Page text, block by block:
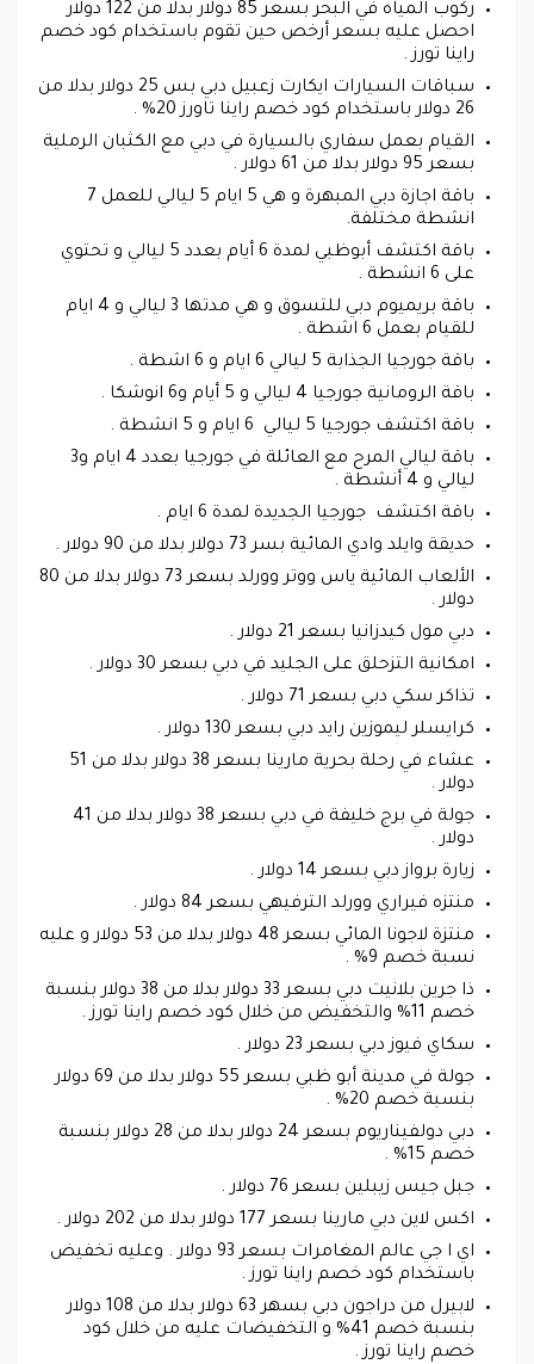
ركوب المياه في البحر بسعر 85 دولار بدلا من 122 دولار
احصل عليه بسعر أرخص حين تقوم باستخدام كود خصم
راينا تورز .
سباقات السيارات ايكارت زعبيل دبي بس 25 دولار بدلا من
26 دولار باستخدام كود خصم راينا تاورز 20% .
القيام بعمل سفاري بالسيارة في دبي مع الكثبان الرملية
بسعر 95 دولار بدلا من 61 دولار .
باقة اجازة دبي المبهرة و هي 5 ايام 5 ليالي للعمل 7
انشطة مختلفة.
باقة اكتشف أبوظبي لمدة 6 أيام بعدد 5 ليالي و تحتوي
على 6 انشطة .
باقة بريميوم دبي للتسوق و هي مدتها 3 ليالي و 4 ايام
للقيام بعمل 6 اشطة .
باقة جورجيا الجذابة 5 ليالي 6 ايام و 6 اشطة .
باقة الرومانية جورجيا 4 ليالي و 5 أيام و6 انوشكا .
باقة اكتشف جورجيا 5 ليالي 6 ايام و 5 انشطة .
باقة ليالي المرح مع العائلة في جورجيا بعدد 4 ايام و3
ليالي و 4 أنشطة .
باقة اكتشف جورجيا الجديدة لمدة 6 ايام .
حديقة وايلد وادي المائية بسر 73 دولار بدلا من 90 دولار .
الألعاب المائية ياس ووتر وورلد بسعر 73 دولار بدلا من 80
دولار .
دبي مول كيدزانيا بسعر 21 دولار .
امكانية التزحلق على الجليد في دبي بسعر 30 دولار .
تذاكر سكي دبي بسعر 71 دولار .
كرايسلر ليموزين رايد دبي بسعر 130 دولار .
عشاء في رحلة بحرية مارينا بسعر 38 دولار بدلا من 51
دولار .
جولة في برج خليفة في دبي بسعر 38 دولار بدلا من 41
دولار .
زيارة برواز دبي بسعر 14 دولار .
منتزه فيراري وورلد الترفيهي بسعر 84 دولار .
منتزة لاجونا المائي بسعر 48 دولار بدلا من 53 دولار و عليه
نسبة خصم 9% .
ذا جرين بلانيت دبي بسعر 33 دولار بدلا من 38 دولار بنسبة
خصم 11% والتخفيض من خلال كود خصم راينا تورز .
سكاي فيوز دبي بسعر 23 دولار .
جولة في مدينة أبو ظبي بسعر 55 دولار بدلا من 69 دولار
بنسبة خصم 20% .
دبي دولفيناريوم بسعر 24 دولار بدلا من 28 دولار بنسبة
خصم 15% .
جبل جيس زيبلين بسعر 76 دولار .
اكس لاين دبي مارينا بسعر 177 دولار بدلا من 202 دولار .
اي ا جي عالم المغامرات بسعر 93 دولار . وعليه تخفيض
باستخدام كود خصم راينا تورز .
لابيرل من دراجون دبي بسهر 63 دولار بدلا من 108 دولار
بنسبة خصم 41% و التخفيضات عليه من خلال كود
خصم راينا تورز .